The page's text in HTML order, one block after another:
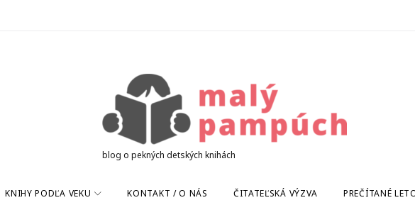
blog o pekných detských knihách
KNIHY PODĽA VEKU KONTAKT / O NÁS ČITATEĽSKÁ VÝZVA PREČÍTANÉ